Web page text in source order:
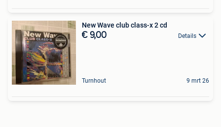
New Wave club class-x 2 cd
€ 9,00 Details
Turnhout 9 mrt 26